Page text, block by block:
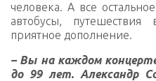
человека. А все
автобусы,
приятное дополнение.
– Вы на каждом
до 99 лет. Александр